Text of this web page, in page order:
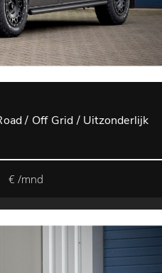
/ Off Grid / Uitzonderlijk
€ /mnd